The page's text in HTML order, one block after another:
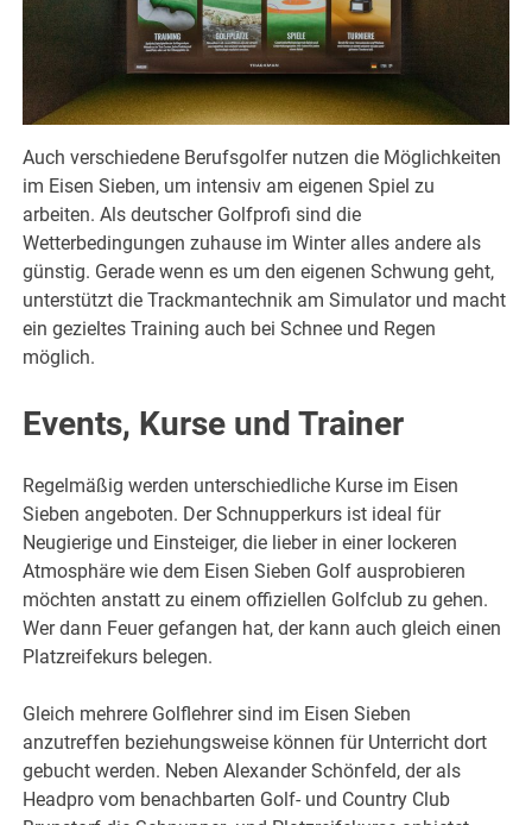
Auch verschiedene Berufsgolfer nutzen die Möglichkeiten
im Eisen Sieben, um intensiv am eigenen Spiel zu
arbeiten. Als deutscher Golfprofi sind die
Wetterbedingungen zuhause im Winter alles andere als
günstig. Gerade wenn es um den eigenen Schwung geht,
unterstützt die Trackmantechnik am Simulator und macht
ein gezieltes Training auch bei Schnee und Regen
möglich.
Events, Kurse und Trainer
Regelmäßig werden unterschiedliche Kurse im Eisen
Sieben angeboten. Der Schnupperkurs ist ideal für
Neugierige und Einsteiger, die lieber in einer lockeren
Atmosphäre wie dem Eisen Sieben Golf ausprobieren
möchten anstatt zu einem offiziellen Golfclub zu gehen.
Wer dann Feuer gefangen hat, der kann auch gleich einen
Platzreifekurs belegen.
Gleich mehrere Golflehrer sind im Eisen Sieben
anzutreffen beziehungsweise können für Unterricht dort
gebucht werden. Neben Alexander Schönfeld, der als
Headpro vom benachbarten Golf- und Country Club